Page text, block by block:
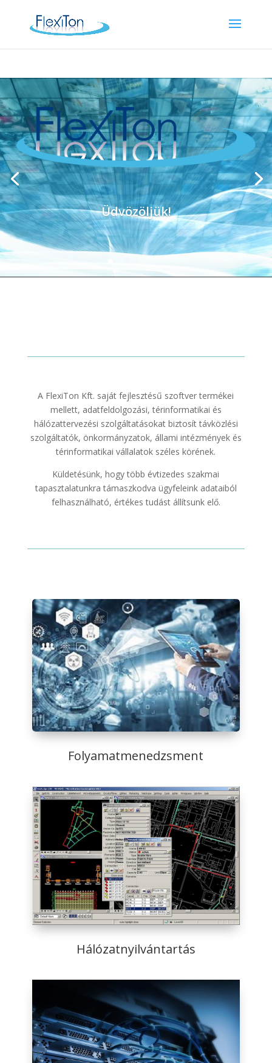
Üdvözöljük!
A FlexiTon Kft. saját fejlesztésű szoftver termékei
mellett, adatfeldolgozási, térinformatikai és
hálózattervezési szolgáltatásokat biztosít távközlési
szolgáltatók, önkormányzatok, állami intézmények és
térinformatikai vállalatok széles körének.
Küldetésünk, hogy több évtizedes szakmai
tapasztalatunkra támaszkodva ügyfeleink adataiból
felhasználható, értékes tudást állítsunk elő.
Folyamatmenedzsment
Hálózatnyilvántartás